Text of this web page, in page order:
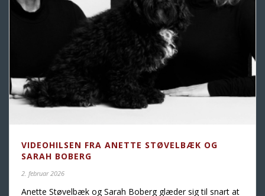
VIDEOHILSEN FRA ANETTE STØVELBÆK OG
SARAH BOBERG
2. februar 2026
Anette Støvelbæk og Sarah Boberg glæder sig til snart at